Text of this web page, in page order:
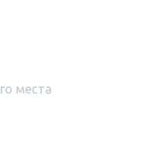
места